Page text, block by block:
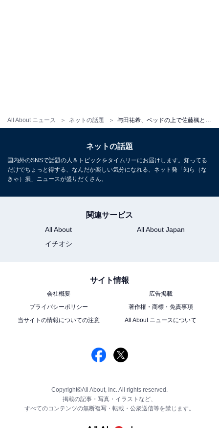
All About ニュース ネットの話題
ネットの話題
国内外のSNSで話題の人＆トピックをタイムリーにお届けします。知ってる
だけでちょっと得する、なんだか楽しい気分になれる、ネット発「知ら（な
きゃ）損」ニュースが盛りだくさん。
関連サービス
All About
All About Japan
イチオシ
サイト情報
会社概要
広告掲載
プライバシーポリシー
著作権・商標・免責事項
当サイトの情報についての注意
All About ニュースについて
Copyright©All About, Inc. All rights reserved.
掲載の記事・写真・イラストなど、
すべてのコンテンツの無断複写・転載・公衆送信等を禁じます。